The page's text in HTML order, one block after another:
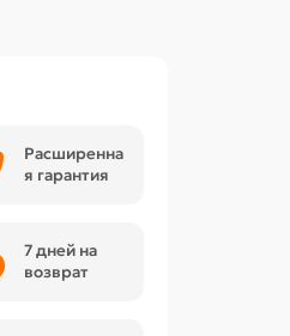
Расширенна
я гарантия
7 дней на
возврат